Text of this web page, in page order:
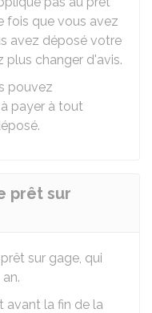
fois que vous avez
avez déposé votre
plus changer d'avis.
pouvez
payer à tout
prêt sur
sur gage, qui
avant la fin de la